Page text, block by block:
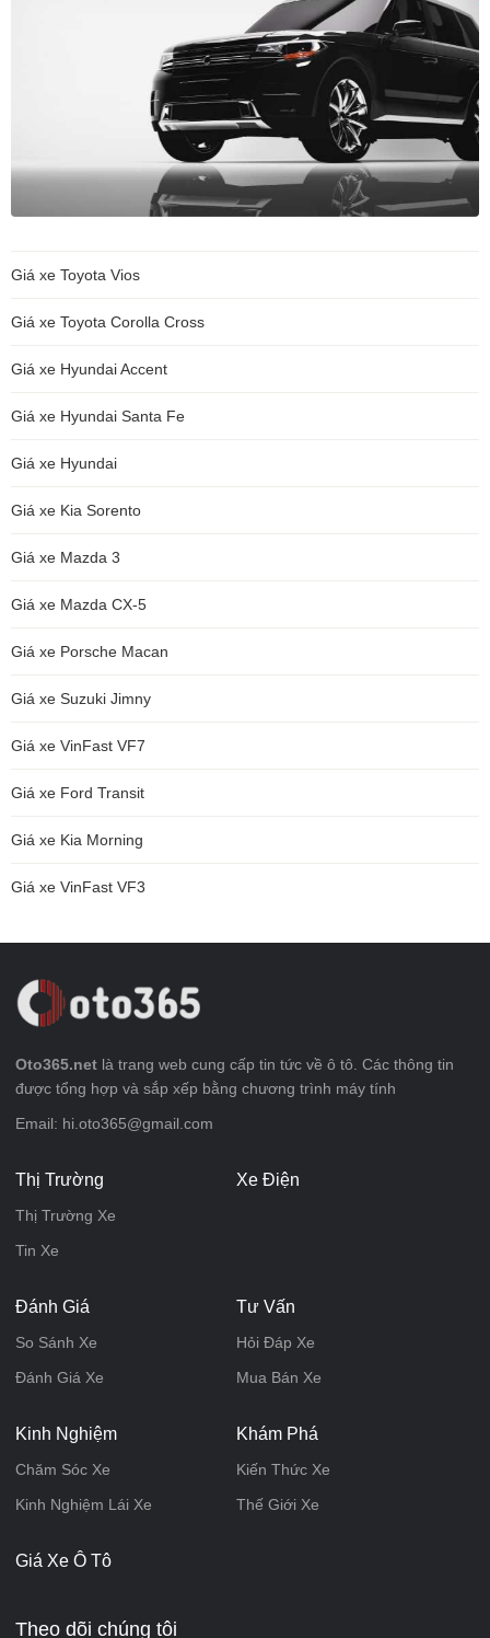
Giá xe Toyota Vios
Giá xe Toyota Corolla Cross
Giá xe Hyundai Accent
Giá xe Hyundai Santa Fe
Giá xe Hyundai
Giá xe Kia Sorento
Giá xe Mazda 3
Giá xe Mazda CX-5
Giá xe Porsche Macan
Giá xe Suzuki Jimny
Giá xe VinFast VF7
Giá xe Ford Transit
Giá xe Kia Morning
Giá xe VinFast VF3
Oto365.net là trang web cung cấp tin tức về ô tô. Các thông tin
được tổng hợp và sắp xếp bằng chương trình máy tính
Email: hi.oto365@gmail.com
Thị Trường
Thị Trường Xe
Tin Xe
Xe Điện
Đánh Giá
So Sánh Xe
Đánh Giá Xe
Tư Vấn
Hỏi Đáp Xe
Mua Bán Xe
Kinh Nghiệm
Chăm Sóc Xe
Kinh Nghiệm Lái Xe
Khám Phá
Kiến Thức Xe
Thế Giới Xe
Giá Xe Ô Tô
Theo dõi chúng tôi